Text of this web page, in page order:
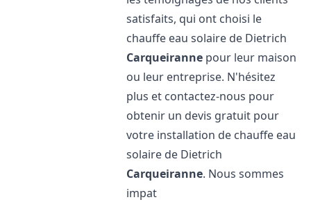
satisfaits, qui ont choisi le
chauffe eau solaire de Dietrich
Carqueiranne pour leur maison
ou leur entreprise. N'hésitez
plus et contactez-nous pour
obtenir un devis gratuit pour
votre installation de chauffe eau
solaire de Dietrich
Carqueiranne. Nous sommes
impat